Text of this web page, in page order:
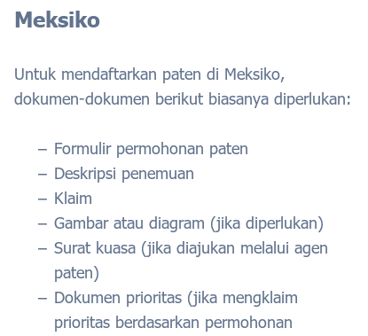
Meksiko
Untuk mendaftarkan paten di Meksiko,
dokumen-dokumen berikut biasanya diperlukan:
Formulir permohonan paten
Deskripsi penemuan
Klaim
Gambar atau diagram (jika diperlukan)
Surat kuasa (jika diajukan melalui agen
paten)
Dokumen prioritas (jika mengklaim
prioritas berdasarkan permohonan